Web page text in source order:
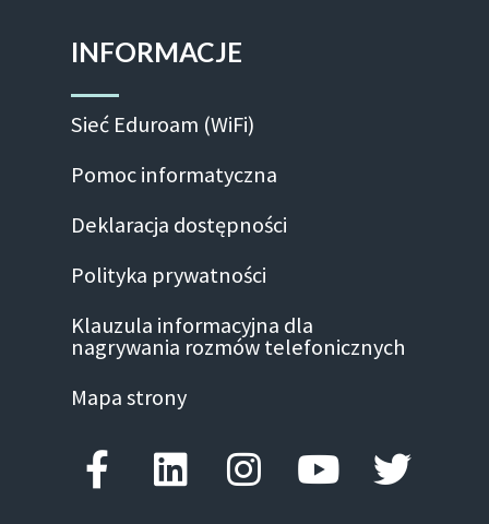
INFORMACJE
Sieć Eduroam (WiFi)
Pomoc informatyczna
Deklaracja dostępności
Polityka prywatności
Klauzula informacyjna dla
nagrywania rozmów telefonicznych
Mapa strony
Facebook-f
LinkedinInstagram
Youtube